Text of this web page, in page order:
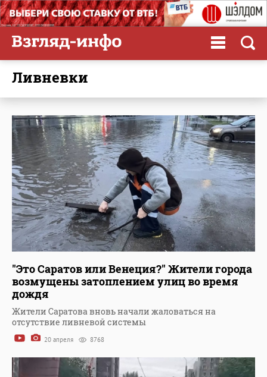
ливневки
"Это Саратов или Венеция?" Жители города
возмущены затоплением улиц во время
дождя
Жители Саратова вновь начали жаловаться на
отсутствие ливневой системы
20 апреля 8768